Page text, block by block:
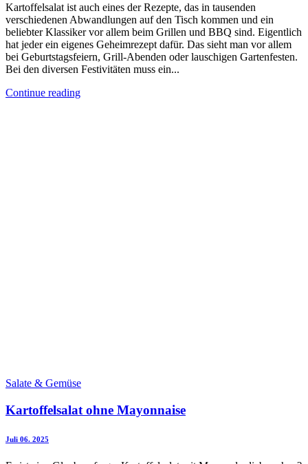
Kartoffelsalat ist auch eines der Rezepte, das in tausenden
verschiedenen Abwandlungen auf den Tisch kommen und ein
beliebter Klassiker vor allem beim Grillen und BBQ sind. Eigentlich
hat jeder ein eigenes Geheimrezept dafür. Das sieht man vor allem
bei Geburtstagsfeiern, Grill-Abenden oder lauschigen Gartenfesten.
Bei den diversen Festivitäten muss ein...
Continue reading
Salate & Gemüse
Kartoffelsalat ohne Mayonnaise
Juli 06. 2025